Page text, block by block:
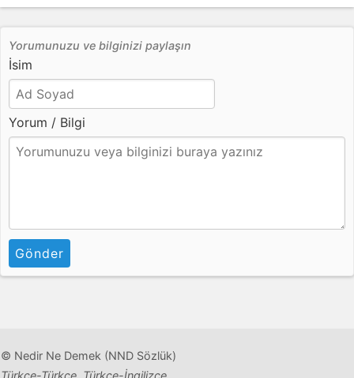
Yorumunuzu ve bilginizi paylaşın
İsim
Yorum / Bilgi
Gönder
© Nedir Ne Demek (NND Sözlük)
Türkçe-Türkçe, Türkçe-İngilizce,